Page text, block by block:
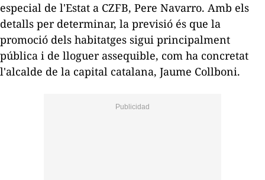
especial de l'Estat a CZFB, Pere Navarro. Amb els
detalls per determinar, la previsió és que la
promoció dels habitatges sigui principalment
pública i de lloguer assequible, com ha concretat
l'alcalde de la capital catalana, Jaume Collboni.